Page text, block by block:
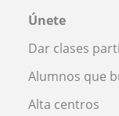
Únete
Dar clases
Alumnos que
Alta centros